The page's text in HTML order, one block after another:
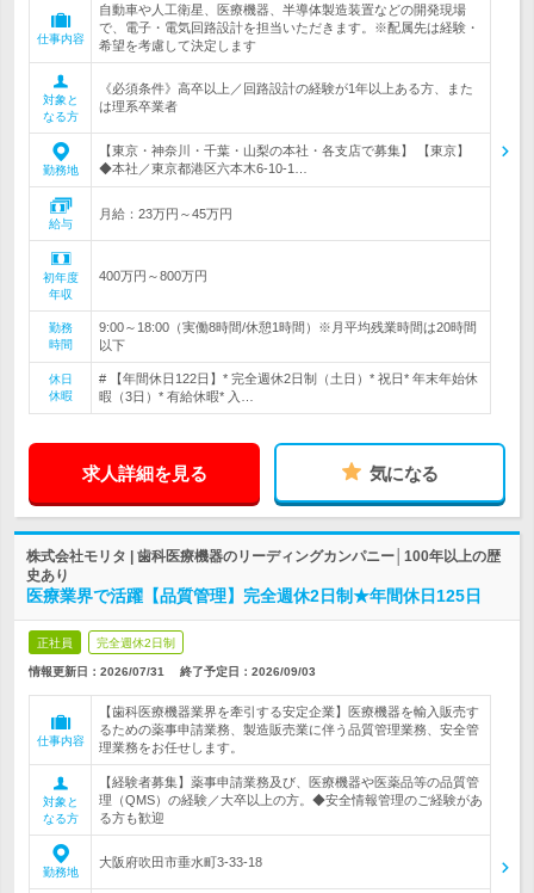
仕事内容
自動車や人工衛星、医療機器、半導体製造装置などの開発現場
で、電子・電気回路設計を担当いただきます。※配属先は経験・
希望を考慮して決定します
対象と
なる方
《必須条件》高卒以上／回路設計の経験が1年以上ある方、また
は理系卒業者
勤務地
【東京・神奈川・千葉・山梨の本社・各支店で募集】 【東京】
◆本社／東京都港区六本木6-10-1…
給与
月給：23万円～45万円
初年度
年収
400万円～800万円
勤務
時間
9:00～18:00（実働8時間/休憩1時間）※月平均残業時間は20時間
以下
休日
休暇
# 【年間休日122日】* 完全週休2日制（土日）* 祝日* 年末年始休
暇（3日）* 有給休暇* 入…
求人詳細を見る 気になる
株式会社モリタ | 歯科医療機器のリーディングカンパニー│100年以上の歴
史あり
医療業界で活躍【品質管理】完全週休2日制★年間休日125日
正社員 完全週休2日制
情報更新日：2026/07/31 終了予定日： 2026/09/03
仕事内容
【歯科医療機器業界を牽引する安定企業】医療機器を輸入販売す
るための薬事申請業務、製造販売業に伴う品質管理業務、安全管
理業務をお任せします。
対象と
なる方
【経験者募集】薬事申請業務及び、医療機器や医薬品等の品質管
理（QMS）の経験／大卒以上の方。◆安全情報管理のご経験があ
る方も歓迎
勤務地
大阪府吹田市垂水町3-33-18